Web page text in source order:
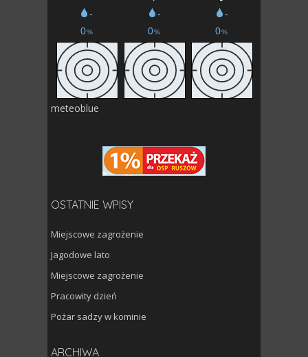
meteoblue
OSTATNIE WPISY
Miejscowe zagrożenie
Jagodowe lato
Miejscowe zagrożenie
Pracowity dzień
Pożar sadzy w kominie
ARCHIWA
Archiwa